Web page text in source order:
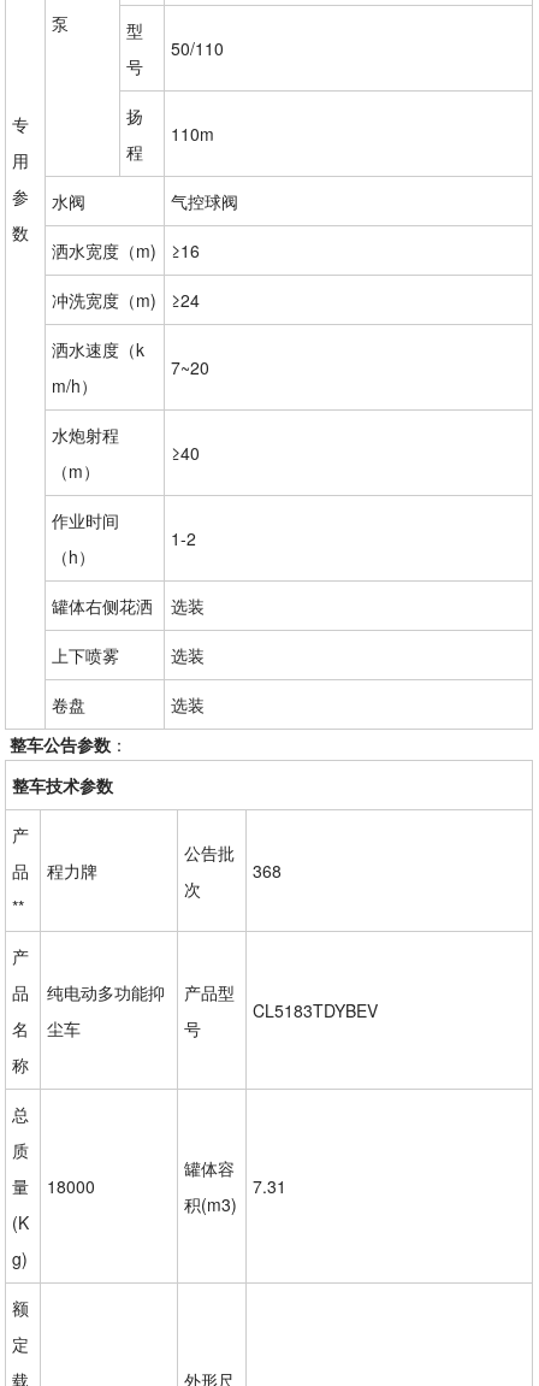
专
用
参
数
泵
型
号
50/110
扬
程
110m
水阀 气控球阀
洒水宽度（m) ≥16
冲洗宽度（m) ≥24
洒水速度（k
m/h）
7~20
水炮射程
（m）
≥40
作业时间
（h）
1-2
罐体右侧花洒 选装
上下喷雾 选装
卷盘
选装
整车公告参数 ：
整车技术参数
产
品
**
程力牌
公告批
次
368
产
品
名
称
纯电动多功能抑
尘车
产品型
号
CL5183TDYBEV
总
质
量
(K
g)
18000
罐体容
积(m3)
7.31
额
定
载
外形尺